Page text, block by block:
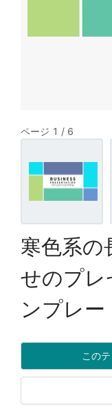
ページ 1 / 6
寒色系の
せのプレ
ンプレー
この